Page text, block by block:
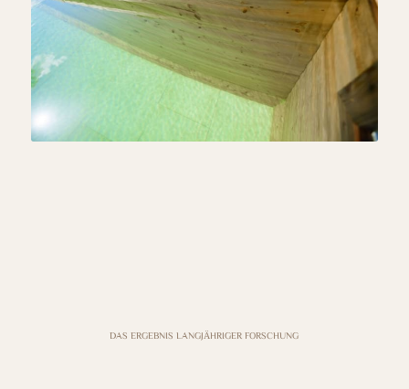
DAS ERGEBNIS LANGJÄHRIGER FORSCHUNG